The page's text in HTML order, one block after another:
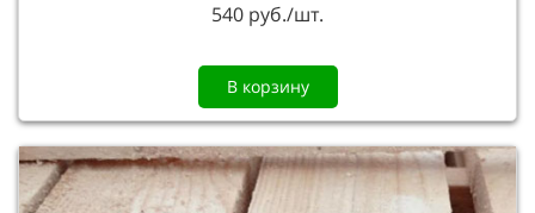
540 руб./шт.
В корзину